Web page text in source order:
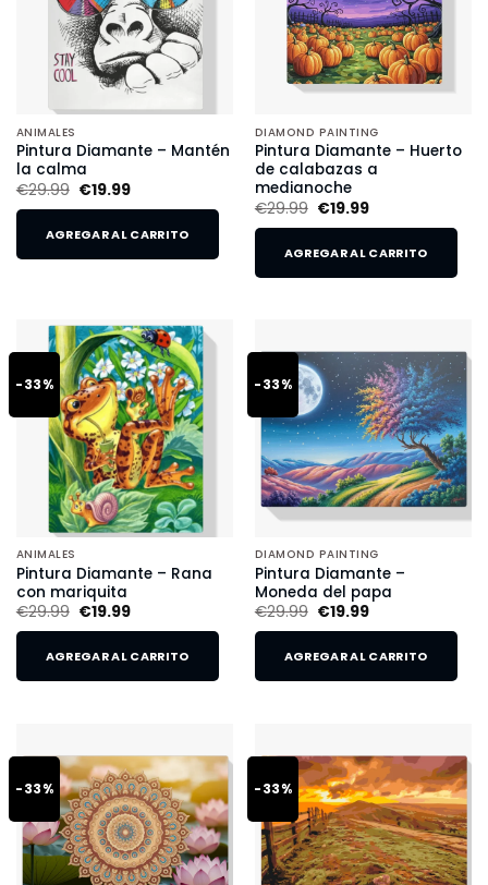
ANIMALES
Pintura Diamante – Mantén
la calma
€29.99 €19.99
AGREGAR AL CARRITO
DIAMOND PAINTING
Pintura Diamante – Huerto
de calabazas a
medianoche
€29.99 €19.99
AGREGAR AL CARRITO
-33%
ANIMALES
Pintura Diamante – Rana
con mariquita
€29.99 €19.99
AGREGAR AL CARRITO
-33%
DIAMOND PAINTING
Pintura Diamante –
Moneda del papa
€29.99 €19.99
AGREGAR AL CARRITO
-33% -33%